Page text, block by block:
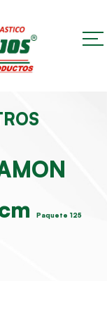
Paquete 125